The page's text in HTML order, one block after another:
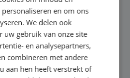
met passie voor het
om hun droomvakantie
al benieuwd geweest hoe
de schermen bij een
Dan is een
en om ons
We delen ook
uw gebruik van onze site
en analysepartners,
combineren met andere
aan hen heeft verstrekt of